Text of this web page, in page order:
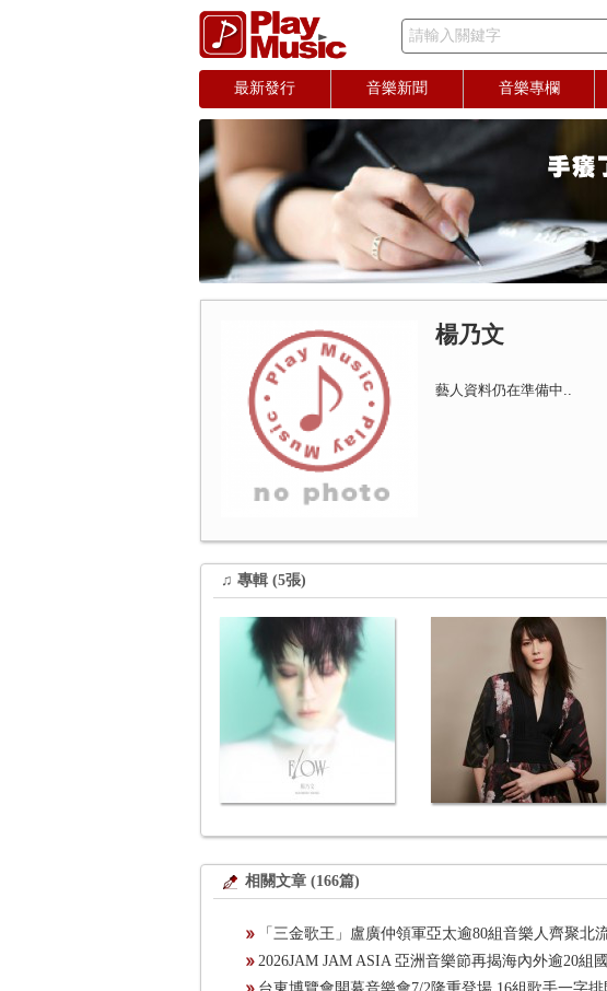
請輸入關鍵字
最新發行 音樂新聞 音樂專欄
楊乃文
藝人資料仍在準備中..
♫ 專輯 (5張)
相關文章 (166篇)
「三金歌王」盧廣仲領軍亞太逾80組音樂人齊聚北流
​2026JAM JAM ASIA 亞洲音樂節再揭海內外逾20組